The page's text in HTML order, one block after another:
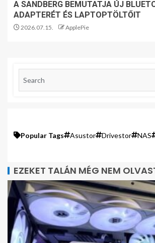
A SANDBERG BEMUTATJA ÚJ
ADAPTERÉT ÉS LAPTOPTÖLTŐIT
2026.07.15. ApplePie
Popular Tags Asustor Drivestor NAS
EZEKET TALÁN MÉG NEM